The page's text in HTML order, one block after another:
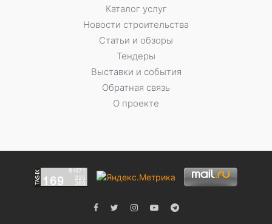
Каталог услуг
Новости строительства
Статьи и обзоры
Тендеры
Выставки и события
Обратная связь
О проекте